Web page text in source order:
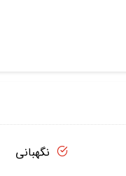
نگهبانی